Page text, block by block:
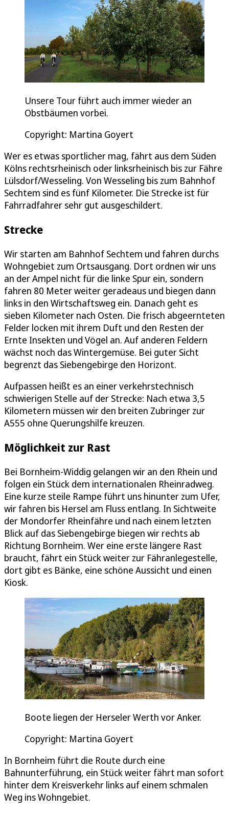
Unsere Tour führt auch immer wieder an
Obstbäumen vorbei.
Copyright: Martina Goyert
Wer es etwas sportlicher mag, fährt aus dem Süden
Kölns rechtsrheinisch oder linksrheinisch bis zur Fähre
Lülsdorf/Wesseling. Von Wesseling bis zum Bahnhof
Sechtem sind es fünf Kilometer. Die Strecke ist für
Fahrradfahrer sehr gut ausgeschildert.
Strecke
Wir starten am Bahnhof Sechtem und fahren durchs
Wohngebiet zum Ortsausgang. Dort ordnen wir uns
an der Ampel nicht für die linke Spur ein, sondern
fahren 80 Meter weiter geradeaus und biegen dann
links in den Wirtschaftsweg ein. Danach geht es
sieben Kilometer nach Osten. Die frisch abgeernteten
Felder locken mit ihrem Duft und den Resten der
Ernte Insekten und Vögel an. Auf anderen Feldern
wächst noch das Wintergemüse. Bei guter Sicht
begrenzt das Siebengebirge den Horizont.
Aufpassen heißt es an einer verkehrstechnisch
schwierigen Stelle auf der Strecke: Nach etwa 3,5
Kilometern müssen wir den breiten Zubringer zur
A555 ohne Querungshilfe kreuzen.
Möglichkeit zur Rast
Bei Bornheim-Widdig gelangen wir an den Rhein und
folgen ein Stück dem internationalen Rheinradweg.
Eine kurze steile Rampe führt uns hinunter zum Ufer,
wir fahren bis Hersel am Fluss entlang. In Sichtweite
der Mondorfer Rheinfähre und nach einem letzten
Blick auf das Siebengebirge biegen wir rechts ab
Richtung Bornheim. Wer eine erste längere Rast
braucht, fährt ein Stück weiter zur Fähranlegestelle,
dort gibt es Bänke, eine schöne Aussicht und einen
Kiosk.
Boote liegen der Herseler Werth vor Anker.
Copyright: Martina Goyert
In Bornheim führt die Route durch eine
Bahnunterführung, ein Stück weiter fährt man sofort
hinter dem Kreisverkehr links auf einem schmalen
Weg ins Wohngebiet.